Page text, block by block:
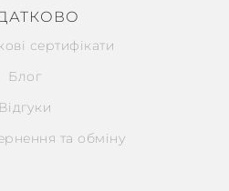
сертифікати
Блог
Відгуки
та обміну